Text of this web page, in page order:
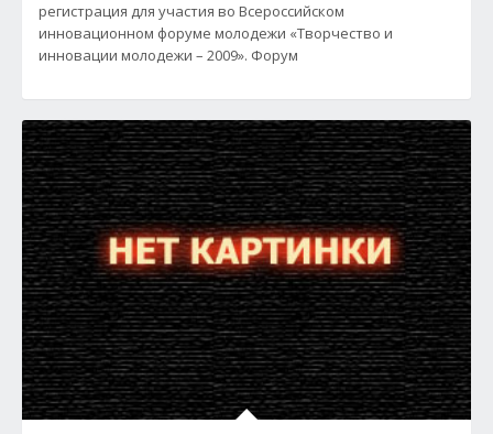
регистрация для участия во Всероссийском
инновационном форуме молодежи «Творчество и
инновации молодежи – 2009». Форум